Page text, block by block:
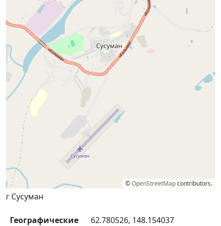
©OpenStreetMapcontributors.
г Сусуман
Географические
62.780526, 148.154037